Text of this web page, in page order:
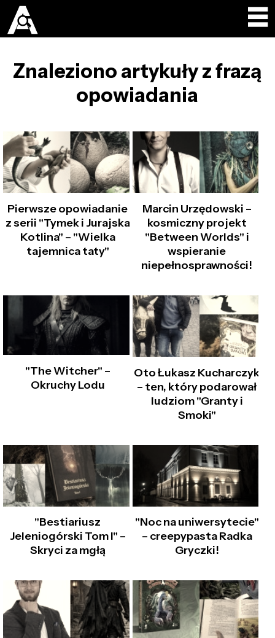
Znaleziono artykuły z frazą
opowiadania
Pierwsze opowiadanie
z serii "Tymek i Jurajska
Kotlina" – "Wielka
tajemnica taty"
Marcin Urzędowski –
kosmiczny projekt
"Between Worlds" i
wspieranie
niepełnosprawności!
"The Witcher" –
Okruchy Lodu
Oto Łukasz Kucharczyk
– ten, który podarował
ludziom "Granty i
Smoki"
"Bestiariusz
Jeleniogórski Tom I" –
Skryci za mgłą
"Noc na uniwersytecie"
– creepypasta Radka
Gryczki!